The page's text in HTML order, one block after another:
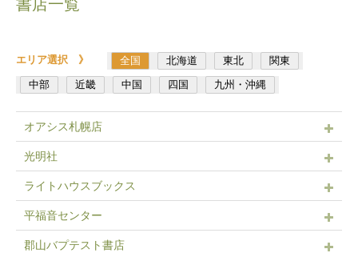
書店一覧
エリア選択 》 全国 北海道 東北
関東
中部
近畿 中国 四国 九州・沖縄
オアシス札幌店
光明社
ライトハウスブックス
平福音センター
郡山バプテスト書店